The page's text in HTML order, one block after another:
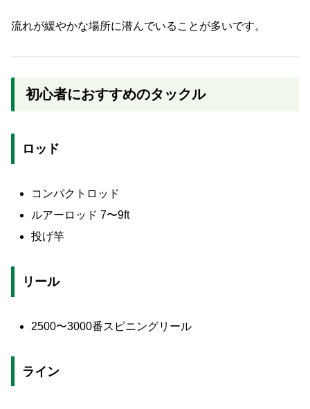
流れが緩やかな場所に潜んでいることが多いです。
初心者におすすめのタックル
ロッド
コンパクトロッド
ルアーロッド 7〜9ft
投げ竿
リール
2500〜3000番スピニングリール
ライン